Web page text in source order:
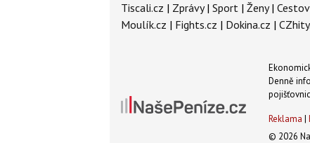
Tiscali.cz | Zprávy| Sport | Ženy|
Moulík.cz | Fights.cz | Dokina.cz |
Denně
Reklama |
© 2026